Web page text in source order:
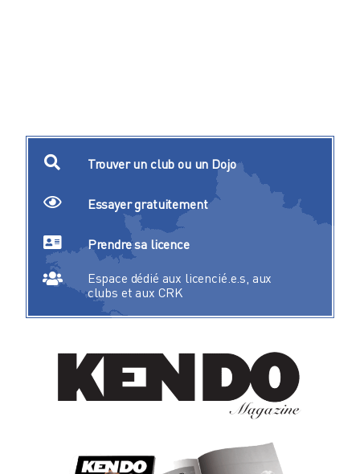
Trouver un club ou un Dojo
Essayer gratuitement
Prendre sa licence
Espace dédié aux licencié.e.s, aux
clubs et aux CRK